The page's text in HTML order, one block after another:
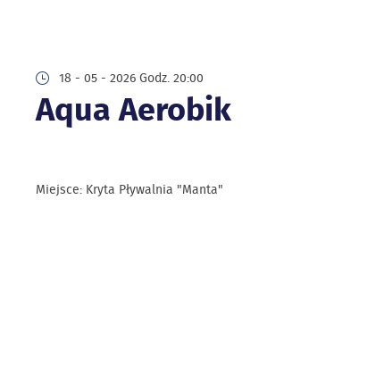
18 - 05 - 2026 Godz. 20:00
Aqua Aerobik
Miejsce: Kryta Pływalnia "Manta"